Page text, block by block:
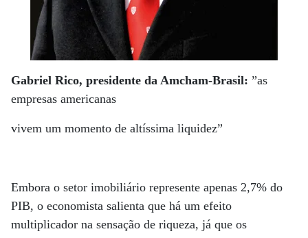
Gabriel Rico, presidente da Amcham-Brasil: ”as
empresas americanas
vivem um momento de altíssima liquidez”
Embora o setor imobiliário represente apenas 2,7% do
PIB, o economista salienta que há um efeito
multiplicador na sensação de riqueza, já que os